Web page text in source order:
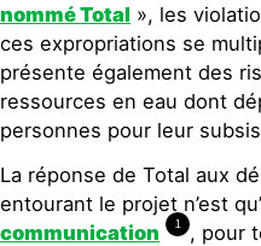
nommé Total », les
ces expropriations se
présente également des
ressources en eau dont
personnes pour leur
La réponse de Total aux
entourant le projet n’est
communication
1
, pour